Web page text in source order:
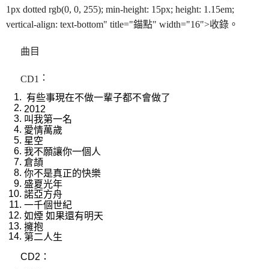
1px dotted rgb(0, 0, 255); min-height: 15px; height: 1.15em;
vertical-align: text-bottom" title="錨點" width="16">收錄。
曲目
CD1 ：
有些事現在不做一輩子都不會做了
2012
叫我第一名
愛情萬歲
星空
我不願讓你一個人
倉頡
你不是真正的快樂
盛夏光年
諾亞方舟
一千個世紀
如煙 如果還有明天
擁抱
第二人生
CD2 ：